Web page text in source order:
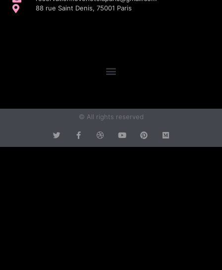
88 rue Saint Denis, 75001 Paris
© All rights reserved